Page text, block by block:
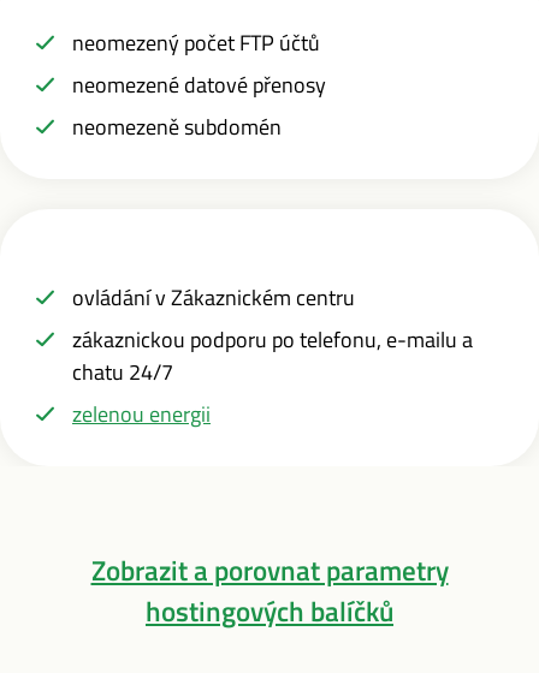
neomezený počet FTP účtů
neomezené datové přenosy
neomezeně subdomén
ovládání v Zákaznickém centru
zákaznickou podporu po telefonu, e-mailu a
chatu 24/7
zelenou energii
Zobrazit a porovnat parametry
hostingových balíčků